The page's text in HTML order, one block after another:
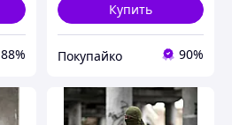
88%
Купить
Покупайко 90%